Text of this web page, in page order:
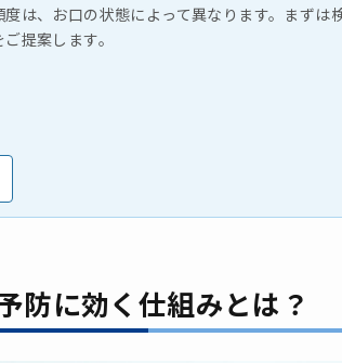
は、お口の状態によって異なります。まず
提案します。
防に効く仕組みとは？